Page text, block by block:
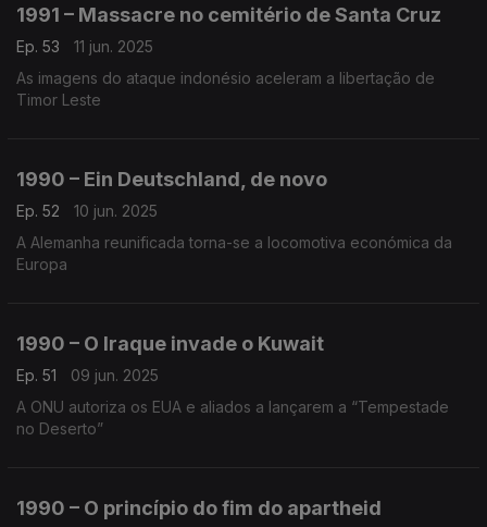
1991 – Massacre no cemitério de Santa Cruz
Ep. 53
11 jun. 2025
As imagens do ataque indonésio aceleram a libertação de
Timor Leste
1990 – Ein Deutschland, de novo
Ep. 52
10 jun. 2025
A Alemanha reunificada torna-se a locomotiva económica da
Europa
1990 – O Iraque invade o Kuwait
Ep. 51
09 jun. 2025
A ONU autoriza os EUA e aliados a lançarem a “Tempestade
no Deserto”
1990 – O princípio do fim do apartheid